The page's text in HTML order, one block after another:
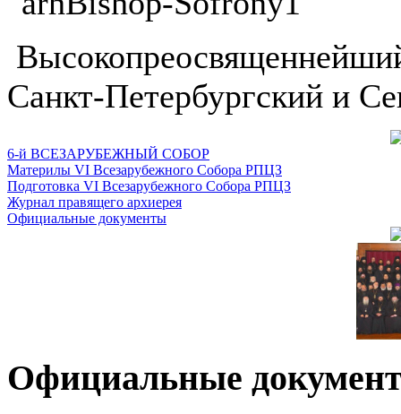
Санкт-Петербургский и
6-й ВСЕЗАРУБЕЖНЫЙ СОБОР
Материлы VI Всезарубежного Собора РПЦЗ
Подготовка VI Всезарубежного Собора РПЦЗ
Журнал правящего архиерея
Официальные документы
Официальные